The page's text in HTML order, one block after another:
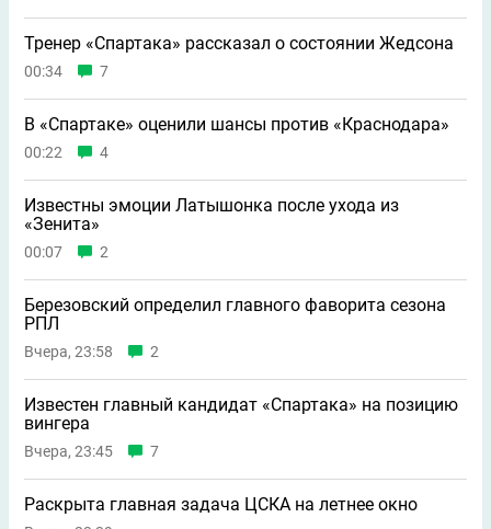
Тренер «Спартака» рассказал о состоянии Жедсона
00:34 7
В «Спартаке» оценили шансы против «Краснодара»
00:22 4
Известны эмоции Латышонка после ухода из
«Зенита»
00:07 2
Березовский определил главного фаворита сезона
РПЛ
Вчера, 23:58 2
Известен главный кандидат «Спартака» на позицию
вингера
Вчера, 23:45 7
Раскрыта главная задача ЦСКА на летнее окно